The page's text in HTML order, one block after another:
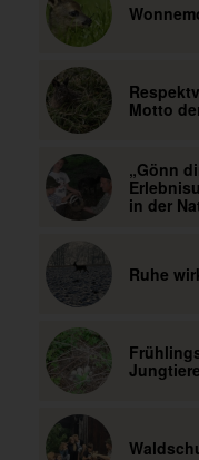
Motto
„Gönn
in der
Ruhe